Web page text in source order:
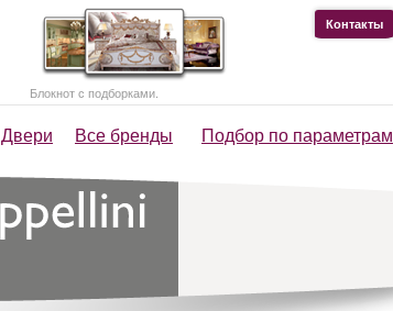
Двери Все бренды Подбор по параметрам
Контакты
Блокнот с подборками.